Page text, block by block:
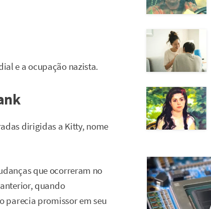
e a ocupação nazista.
dirigidas a Kitty, nome
que ocorreram no
quando
parecia promissor em seu